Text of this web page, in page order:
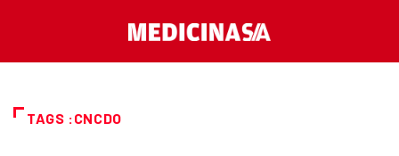
TAGS :CNCDO